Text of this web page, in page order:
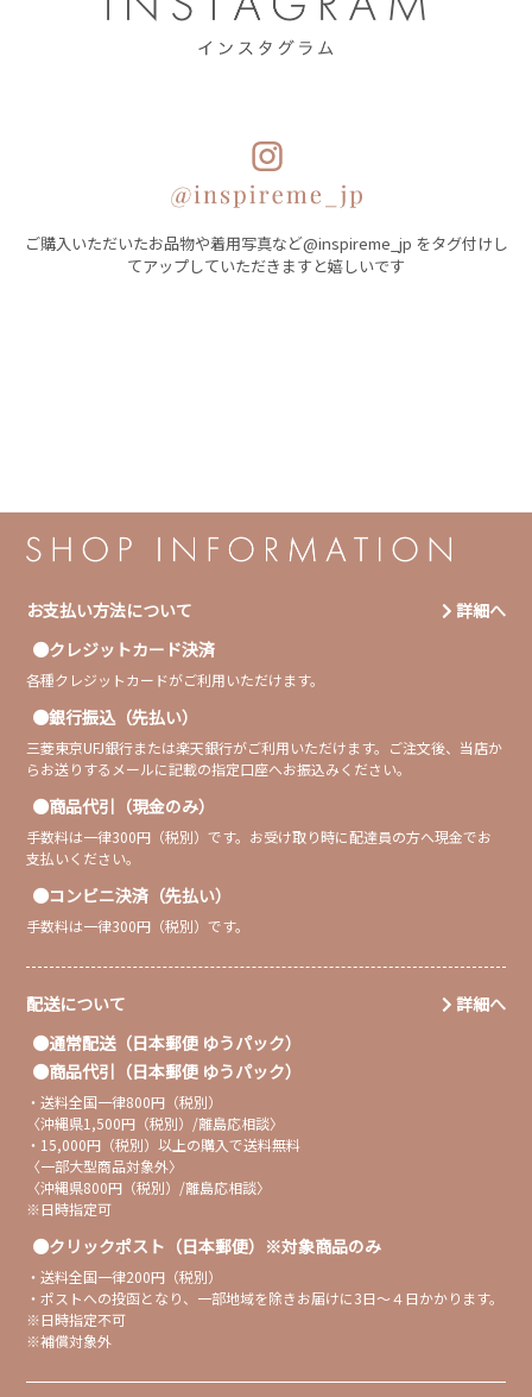
ご購入いただいたお品物や着用写真など@inspireme_jp をタグ付けし
てアップしていただきますと嬉しいです
お支払い方法について
詳細へ
クレジットカード決済
各種クレジットカードがご利用いただけます。
銀行振込（先払い）
三菱東京UFJ銀行または楽天銀行がご利用いただけます。ご注文後、当店か
らお送りするメールに記載の指定口座へお振込みください。
商品代引（現金のみ）
手数料は一律300円（税別）です。お受け取り時に配達員の方へ現金でお
支払いください。
コンビニ決済（先払い）
手数料は一律300円（税別）です。
配送について
詳細へ
通常配送（日本郵便 ゆうパック）
商品代引（日本郵便 ゆうパック）
・送料全国一律800円（税別）
〈沖縄県1,500円（税別）/離島応相談〉
・15,000円（税別）以上の購入で送料無料
〈一部大型商品対象外〉
〈沖縄県800円（税別）/離島応相談〉
※日時指定可
クリックポスト（日本郵便）※対象商品のみ
・送料全国一律200円（税別）
・ポストへの投函となり、一部地域を除きお届けに3日〜４日かかります。
※日時指定不可
※補償対象外